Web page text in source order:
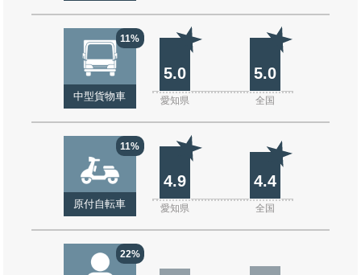
11%
中型貨物車
5.0 5.0
愛知県 全国
11%
原付自転車
4.9 4.4
愛知県 全国
22%